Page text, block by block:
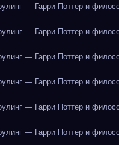
— Гарри Поттер и
— Гарри Поттер и
— Гарри Поттер и
— Гарри Поттер и
— Гарри Поттер и
— Гарри Поттер и